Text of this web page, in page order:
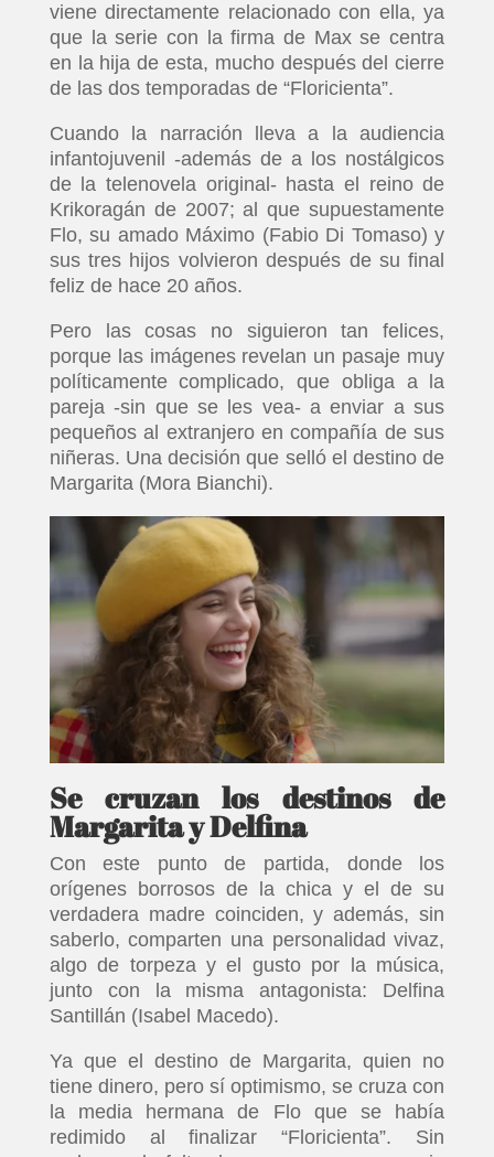
viene directamente relacionado con ella, ya
que la serie con la firma de Max se centra
en la hija de esta, mucho después del cierre
de las dos temporadas de “Floricienta”.
Cuando la narración lleva a la audiencia
infantojuvenil -además de a los nostálgicos
de la telenovela original- hasta el reino de
Krikoragán de 2007; al que supuestamente
Flo, su amado Máximo (Fabio Di Tomaso) y
sus tres hijos volvieron después de su final
feliz de hace 20 años.
Pero las cosas no siguieron tan felices,
porque las imágenes revelan un pasaje muy
políticamente complicado, que obliga a la
pareja -sin que se les vea- a enviar a sus
pequeños al extranjero en compañía de sus
niñeras. Una decisión que selló el destino de
Margarita (Mora Bianchi).
Se cruzan los destinos de
Margarita y Delfina
Con este punto de partida, donde los
orígenes borrosos de la chica y el de su
verdadera madre coinciden, y además, sin
saberlo, comparten una personalidad vivaz,
algo de torpeza y el gusto por la música,
junto con la misma antagonista: Delfina
Santillán (Isabel Macedo).
Ya que el destino de Margarita, quien no
tiene dinero, pero sí optimismo, se cruza con
la media hermana de Flo que se había
redimido al finalizar “Floricienta”. Sin